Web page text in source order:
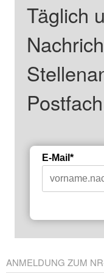
Täglich
E-Mail*
ANMELDUNG ZUM